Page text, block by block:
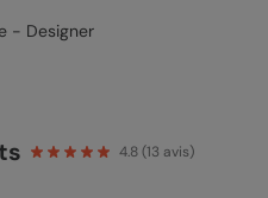
- Designer
4.8(13 avis)